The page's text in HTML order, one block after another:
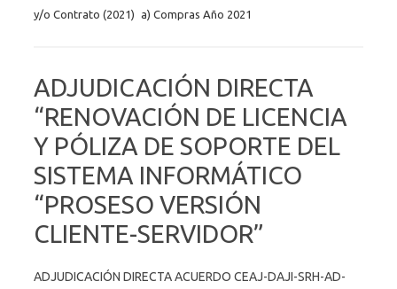
y/o Contrato (2021)
a) Compras Año 2021
ADJUDICACIÓN DIRECTA
“RENOVACIÓN DE LICENCIA
Y PÓLIZA DE SOPORTE DEL
SISTEMA INFORMÁTICO
“PROSESO VERSIÓN
CLIENTE-SERVIDOR”
ADJUDICACIÓN DIRECTA ACUERDO CEAJ-DAJI-SRH-AD-